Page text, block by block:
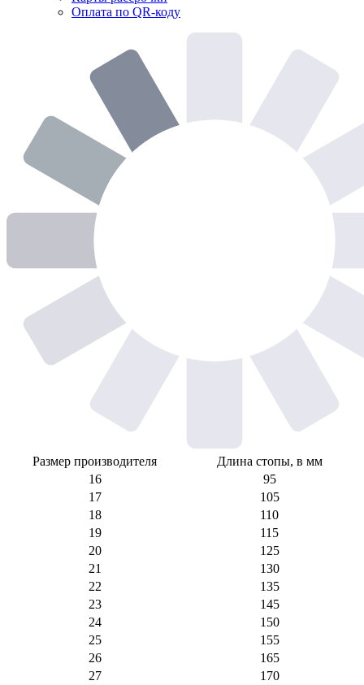
Оплата по QR-коду
Размер производителя
Длина стопы, в мм
16
95
17
105
18
110
19
115
20
125
21
130
22
135
23
145
24
150
25
155
26
165
27
170